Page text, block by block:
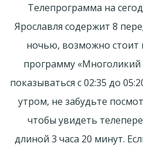
Телепрограмма на
Ярославля содержит 8
ночью, возможно стоит
программу «Многоликий
показываться с 02:35 до
утром, не забудьте
чтобы увидеть
длиной 3 часа 20 минут.